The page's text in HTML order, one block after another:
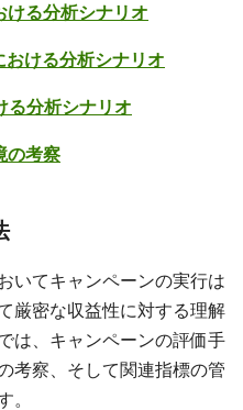
る分析シナリオ
ける分析シナリオ
分析シナリオ
の考察
いてキャンペーンの実行は
厳密な収益性に対する理解
は、キャンペーンの評価手
考察、そして関連指標の管
。